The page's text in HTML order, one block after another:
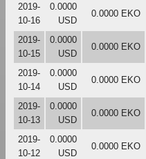
2019-
10-16
0.0000
USD
0.0000 EKO
2019-
10-15
0.0000
USD
0.0000 EKO
2019-
10-14
0.0000
USD
0.0000 EKO
2019-
10-13
0.0000
USD
0.0000 EKO
2019-
10-12
0.0000
USD
0.0000 EKO